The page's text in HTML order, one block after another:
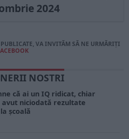
2024
VA INVITĂM SĂ NE URMĂRIȚI
NOSTRI
că ai un IQ ridicat, chiar
avut niciodată rezultate
școală